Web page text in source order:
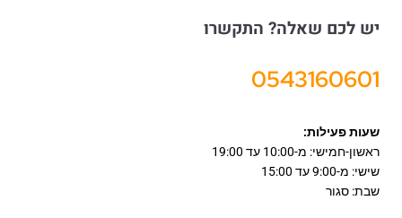
יש לכם שאלה? התקשרו
0543160601
שעות פעילות:
ראשון-חמישי: מ-10:00 עד 19:00
שישי: מ-9:00 עד 15:00
שבת: סגור